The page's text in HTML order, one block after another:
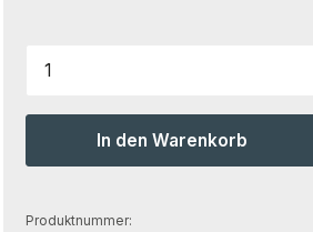
Produkt Anzahl: Gib den
In den Warenkorb
Produktnummer: